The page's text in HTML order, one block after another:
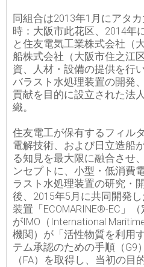
同組合は2013年1月にアタ
時：大阪市此花区、2014年
と住友電気工業株式会社（
船株式会社（大阪市住之江
資、人材・設備の提供を行
バラスト水処理装置の開発
貢献を目的に設立された法
織。
住友電工が保有するフィル
電解技術、および日立造船
る知見を最大限に融合させ
ンセプトに、小型・低消費
ラスト水処理装置の研究・
後、2015年5月に共同開発
装置「ECOMARINE®-EC」
がIMO（International
機関）が「活性物質を利用
テム承認のための手順（G9
（FA）を取得し、当初の目